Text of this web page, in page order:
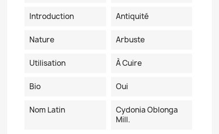
Introduction Antiquité
Nature Arbuste
Utilisation À Cuire
Bio Oui
Nom Latin
Cydonia Oblonga
Mill.